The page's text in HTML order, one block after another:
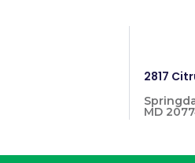
2817
MD